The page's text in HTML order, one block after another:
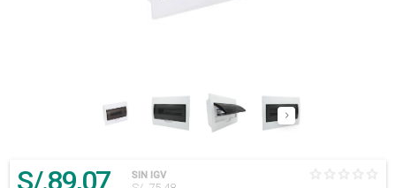
S/.89,07 SIN IGV